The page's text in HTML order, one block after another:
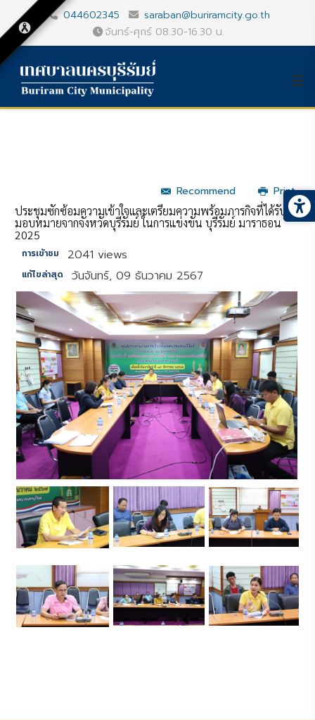
044602345
saraban@buriramcity.go.th
จันทร์-ศุกร์ 08.30-16.30 น.
Recommend
Print
ประชุมซักซ้อมความเข้าใจและเตรียมความพร้อมภารกิจที่ได้รับ
มอบหมายจากจังหวัดบุรีรัมย์ ในการแข่งขัน บุรีรัมย์ มาราธอน
2025
การเข้าชม 2041 views
แก้ไขล่าสุด วันจันทร์, 09 ธันวาคม 2567